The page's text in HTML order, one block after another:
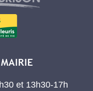
et 13h30-17h